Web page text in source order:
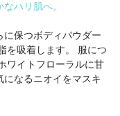
ハリ肌へ。
保つボディパウダー
を吸着します。 服につ
ワイトフローラルに甘
になるニオイをマスキ